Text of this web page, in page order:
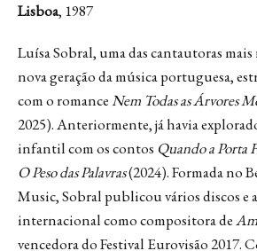
Lisboa, 1987
Luísa Sobral, uma das cantautoras
nova geração da música portuguesa,
com o romanceNem Todas as Árvores
2025). Anteriormente, já havia
infantil com os contos Quando a Porta
O Peso das Palavras(2024). Formada no
Music, Sobral publicou vários discos e
internacional como compositora de
vencedora do Festival Eurovisão 2017.